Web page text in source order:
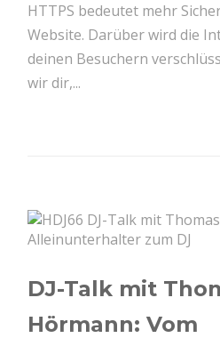
HTTPS bedeutet mehr
Website. Darüber wird die
deinen Besuchern
wir dir,...
DJ-Talk mit
Hörmann: Vom